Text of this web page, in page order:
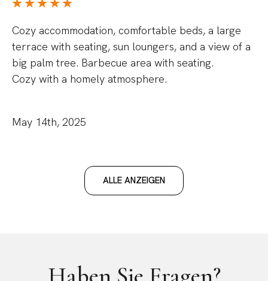
Cozy accommodation, comfortable beds, a large
terrace with seating, sun loungers, and a view of a
big palm tree. Barbecue area with seating.
Cozy with a homely atmosphere.
May 14th, 2025
ALLE ANZEIGEN